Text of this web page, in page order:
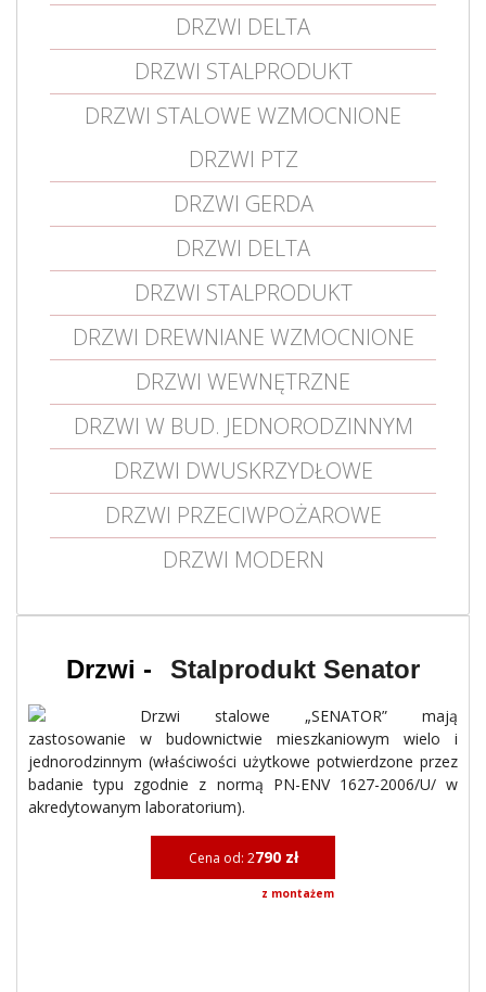
DRZWI DELTA
DRZWI STALPRODUKT
DRZWI STALOWE WZMOCNIONE
DRZWI PTZ
DRZWI GERDA
DRZWI DELTA
DRZWI STALPRODUKT
DRZWI DREWNIANE WZMOCNIONE
DRZWI WEWNĘTRZNE
DRZWI W BUD. JEDNORODZINNYM
DRZWI DWUSKRZYDŁOWE
DRZWI PRZECIWPOŻAROWE
DRZWI MODERN
Stalprodukt Senator
Drzwi stalowe „SENATOR” mają
zastosowanie w budownictwie mieszkaniowym wielo i
jednorodzinnym (właściwości użytkowe potwierdzone przez
badanie typu zgodnie z normą PN-ENV 1627-2006/U/ w
akredytowanym laboratorium).
Cena od: 2790 zł
z montażem